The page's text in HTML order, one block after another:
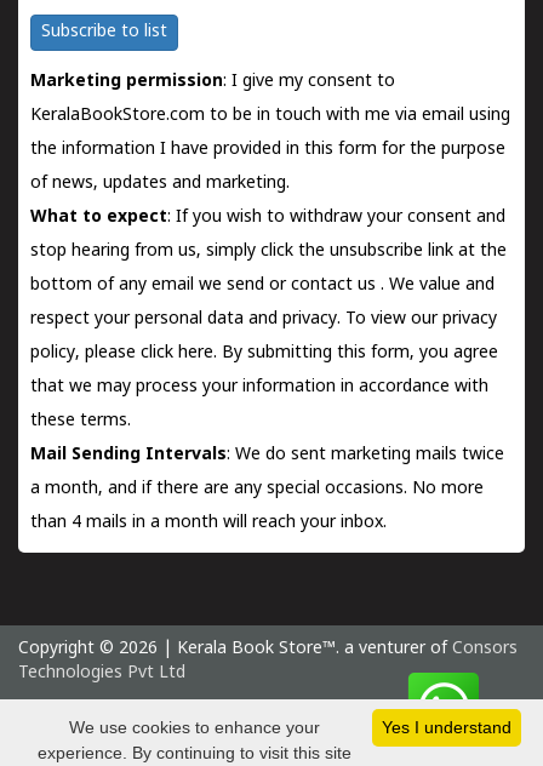
Subscribe to list
Marketing permission: I give my consent to
KeralaBookStore.com to be in touch with me via email using
the information I have provided in this form for the purpose
of news, updates and marketing.
What to expect: If you wish to withdraw your consent and
stop hearing from us, simply click the unsubscribe link at the
bottom of any email we send orcontact us . We value and
respect your personal data and privacy. To view our privacy
policy, please click here. By submitting this form, you agree
that we may process your information in accordance with
these terms.
Mail Sending Intervals: We do sent marketing mails twice
a month, and if there are any special occasions. No more
than 4 mails in a month will reach your inbox.
Copyright © 2026 | Kerala Book Store™. a venturer of Consors
Technologies Pvt Ltd
Saturday 8 August, 2026 IST
Yes I understand
We use cookies to enhance your
experience. By continuing to visit this site